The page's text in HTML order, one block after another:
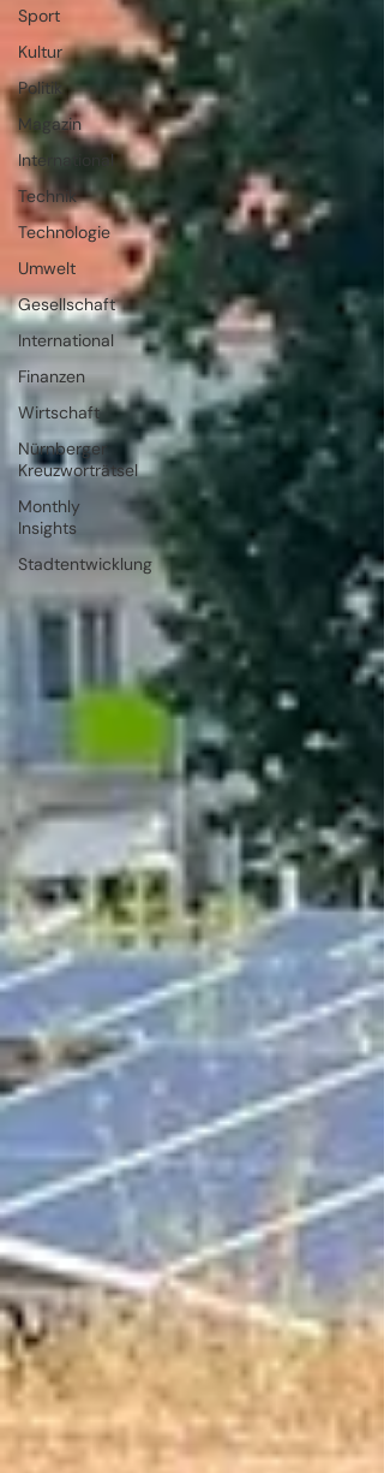
Sport
Kultur
Politik
Magazin
International
Technik
Technologie
Umwelt
Gesellschaft
International
Finanzen
Wirtschaft
Nürnberger
Kreuzworträtsel
Monthly
Insights
Stadtentwicklung